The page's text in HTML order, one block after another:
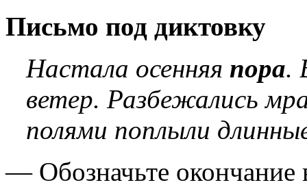
Письмо под диктовку
Настала осенняя пора.
ветер. Разбежались
полями поплыли
— Обозначьте окончание